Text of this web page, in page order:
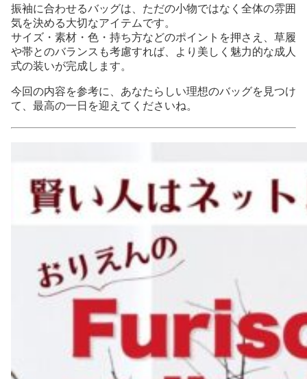
振袖に合わせるバッグは、ただの小物ではなく全体の雰囲
気を決める大切なアイテムです。
サイズ・素材・色・持ち方などのポイントを押さえ、草履
や帯とのバランスも考慮すれば、より美しく魅力的な成人
式の装いが完成します。
今回の内容を参考に、あなたらしい理想のバッグを見つけ
て、最高の一日を迎えてくださいね。